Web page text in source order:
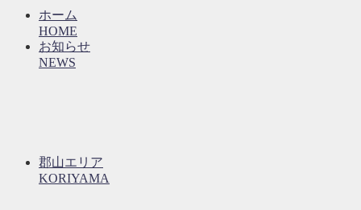
ホーム
HOME
お知らせ
NEWS
郡山エリア
KORIYAMA